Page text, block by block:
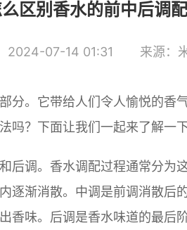
区别香水的前中后调
2024-07-14 01:31 来源：
分。它带给人们令人愉悦的香
吗？下面让我们一起来了解一下
后调。香水调配过程通常分为
逐渐消散。中调是前调消散后
香味。后调是香水味道的最后